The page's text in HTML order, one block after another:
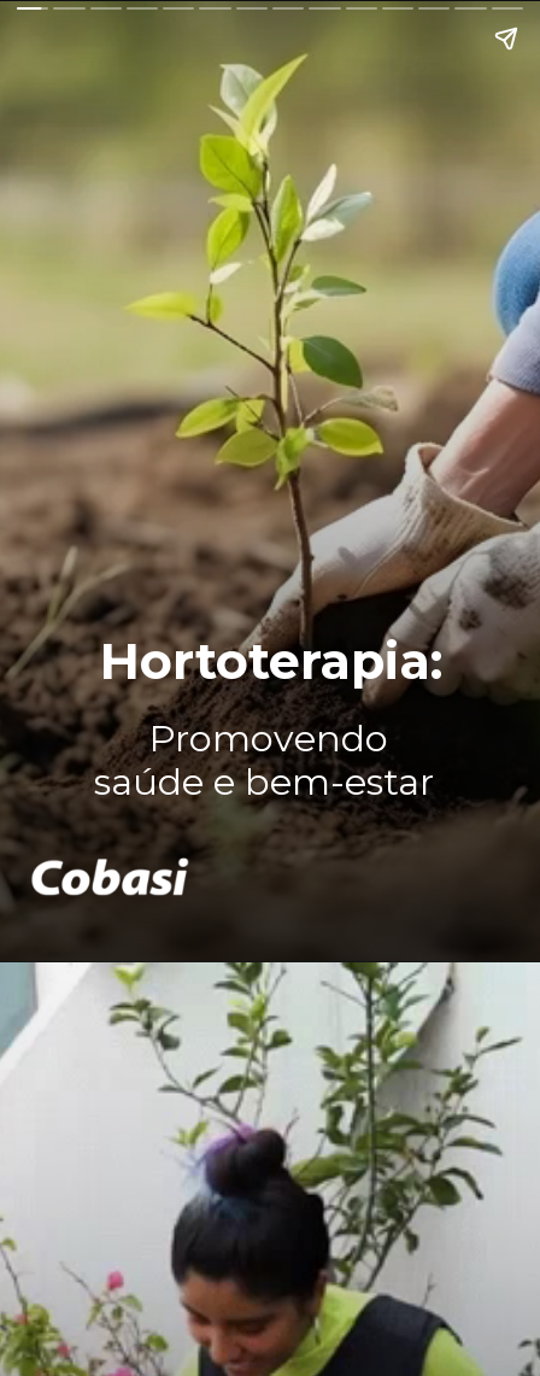
Promovendo
saúde e bem-estar
Hortoterapia: